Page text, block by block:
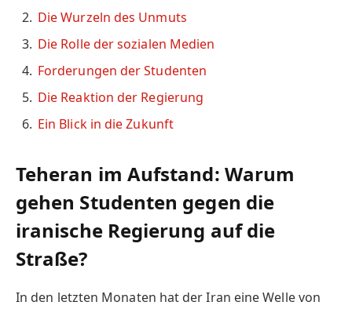
Die Wurzeln des Unmuts
Die Rolle der sozialen Medien
Forderungen der Studenten
Die Reaktion der Regierung
Ein Blick in die Zukunft
Teheran im Aufstand: Warum
gehen Studenten gegen die
iranische Regierung auf die
Straße?
In den letzten Monaten hat der Iran eine Welle von